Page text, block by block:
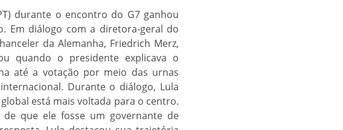
durante o encontro do G7 ganhou
Em diálogo com a diretora-geral do
da Alemanha, Friedrich Merz,
quando o presidente explicava o
até a votação por meio das urnas
Durante o diálogo, Lula
está mais voltada para o centro.
de que ele fosse um governante de